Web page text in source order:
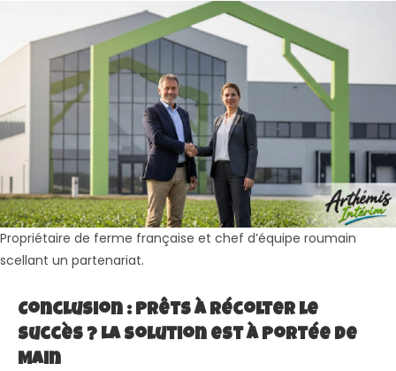
Propriétaire de ferme française et chef d’équipe roumain
scellant un partenariat.
Conclusion : Prêts à Récolter le
Succès ? La Solution est à Portée de
Main